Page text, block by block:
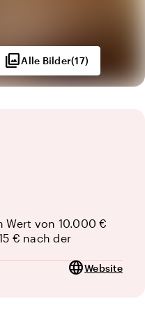
photo_libraryAlle Bilder(17)
Wert von 10.000 €
€ nach der
languageWebsite